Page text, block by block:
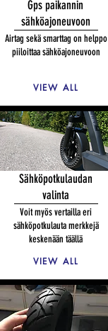
Gps paikannin
sähköajoneuvoon
Airtag sekä smarttag on helppo
piiloittaa sähköajoneuvoon
VIEW ALL
Sähköpotkulaudan
valinta
Voit myös vertailla eri
sähköpotkulauta merkkejä
keskenään täällä
VIEW ALL